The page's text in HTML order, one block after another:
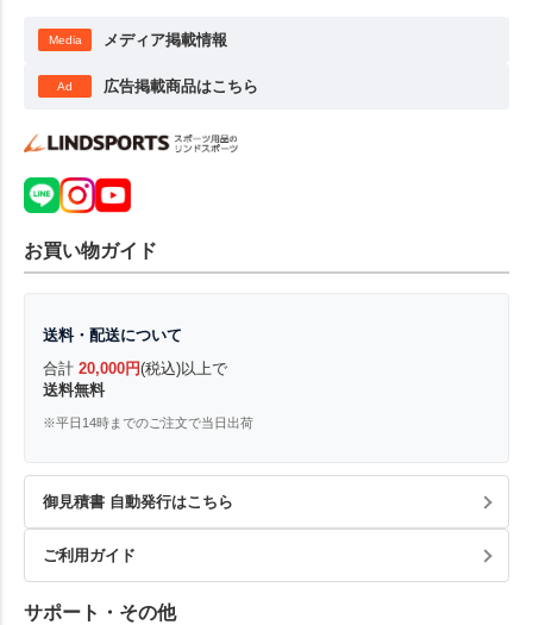
Media メディア掲載情報
Ad 広告掲載商品はこちら
お買い物ガイド
送料・配送について
合計 20,000円(税込)以上で
送料無料
※平日14時までのご注文で当日出荷
御見積書 自動発行はこちら
ご利用ガイド
サポート・その他